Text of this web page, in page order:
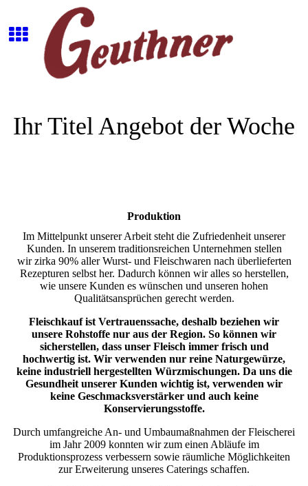
Ihr Titel Angebot der Woche
Produktion
Im Mittelpunkt unserer Arbeit steht die Zufriedenheit unserer
Kunden. In unserem traditionsreichen Unternehmen stellen
wir zirka 90% aller Wurst- und Fleischwaren nach überlieferten
Rezepturen selbst her. Dadurch können wir alles so herstellen,
wie unsere Kunden es wünschen und unseren hohen
Qualitätsansprüchen gerecht werden.
Fleischkauf ist Vertrauenssache, deshalb beziehen wir
unsere Rohstoffe nur aus der Region. So können wir
sicherstellen, dass unser Fleisch immer frisch und
hochwertig ist. Wir verwenden nur reine Naturgewürze,
keine industriell hergestellten Würzmischungen. Da uns die
Gesundheit unserer Kunden wichtig ist, verwenden wir
keine Geschmacksverstärker und auch keine
Konservierungsstoffe.
Durch umfangreiche An- und Umbaumaßnahmen der Fleischerei
im Jahr 2009 konnten wir zum einen Abläufe im
Produktionsprozess verbessern sowie räumliche Möglichkeiten
zur Erweiterung unseres Caterings schaffen.